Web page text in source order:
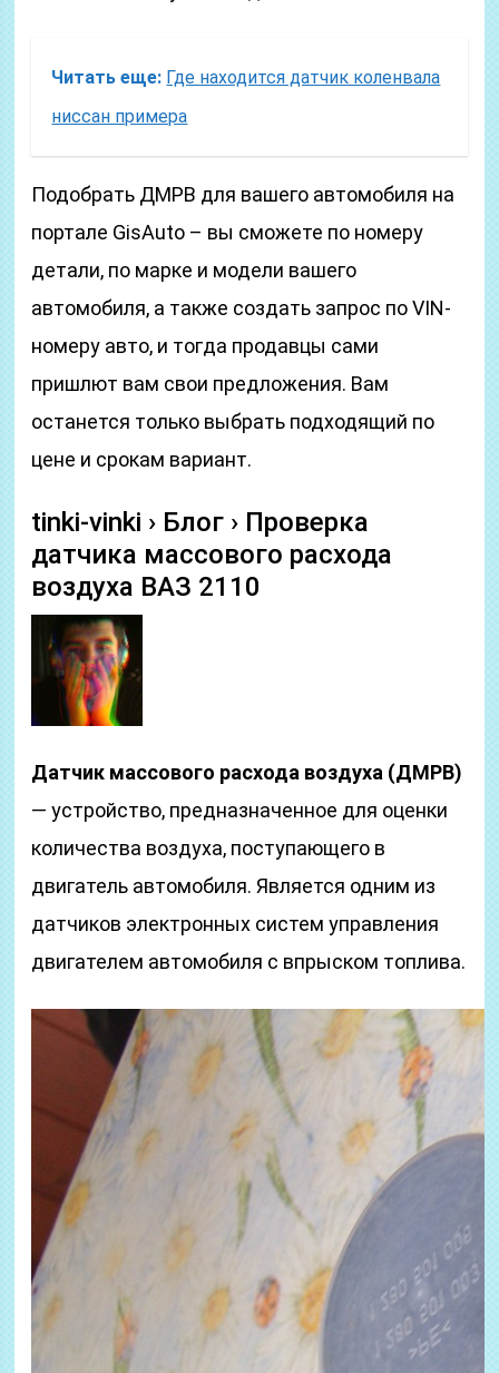
Читать еще: Где находится датчик коленвала
ниссан примера
Подобрать ДМРВ для вашего автомобиля на
портале GisAuto – вы сможете по номеру
детали, по марке и модели вашего
автомобиля, а также создать запрос по VIN-
номеру авто, и тогда продавцы сами
пришлют вам свои предложения. Вам
останется только выбрать подходящий по
цене и срокам вариант.
tinki-vinki › Блог › Проверка
датчика массового расхода
воздуха ВАЗ 2110
Датчик массового расхода воздуха (ДМРВ)
— устройство, предназначенное для оценки
количества воздуха, поступающего в
двигатель автомобиля. Является одним из
датчиков электронных систем управления
двигателем автомобиля с впрыском топлива.